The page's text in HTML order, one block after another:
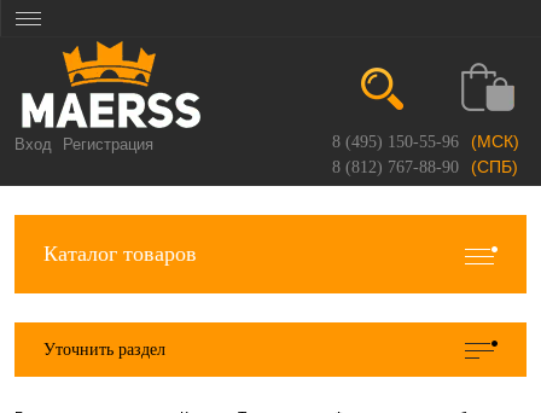
Вход Регистрация 8 (495) 150-55-96 (МСК)
8 (812) 767-88-90 (СПБ)
Каталог товаров
Уточнить раздел